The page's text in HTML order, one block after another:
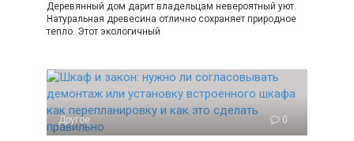
Деревянный дом дарит владельцам невероятный уют.
Натуральная древесина отлично сохраняет природное
тепло. Этот экологичный
Другое 0